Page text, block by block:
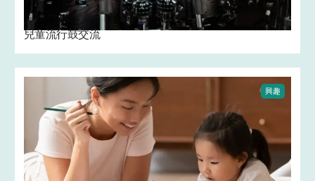
兒童流行鼓交流
興趣